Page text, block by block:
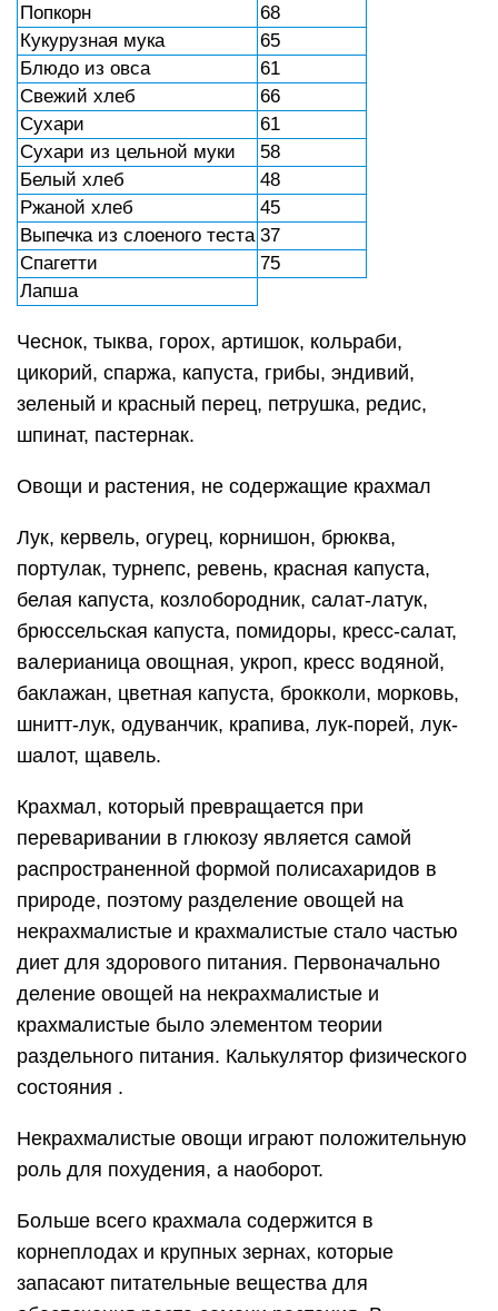
Попкорн
68
Кукурузная мука
65
Блюдо из овса
61
Свежий хлеб
66
Сухари
61
Сухари из цельной муки
58
Белый хлеб
48
Ржаной хлеб
45
Выпечка из слоеного теста 37
Спагетти
75
Лапша
Чеснок, тыква, горох, артишок, кольраби,
цикорий, спаржа, капуста, грибы, эндивий,
зеленый и красный перец, петрушка, редис,
шпинат, пастернак.
Oвощи и растения, не содержащие крахмал
Лук, кервель, огурец, корнишон, брюква,
портулак, турнепс, ревень, красная капуста,
белая капуста, козлобородник, салат-латук,
брюссельская капуста, помидоры, кресс-салат,
валерианица овощная, укроп, кресс водяной,
баклажан, цветная капуста, брокколи, морковь,
шнитт-лук, одуванчик, крапива, лук-порей, лук-
шалот, щавель.
Крахмал, который превращается при
переваривании в глюкозу является самой
распространенной формой полисахаридов в
природе, поэтому разделение овощей на
некрахмалистые и крахмалистые стало частью
диет для здорового питания. Первоначально
деление овощей на некрахмалистые и
крахмалистые было элементом теории
раздельного питания. Калькулятор физического
состояния .
Некрахмалистые овощи играют положительную
роль для похудения, а наоборот.
Больше всего крахмала содержится в
корнеплодах и крупных зернах, которые
запасают питательные вещества для